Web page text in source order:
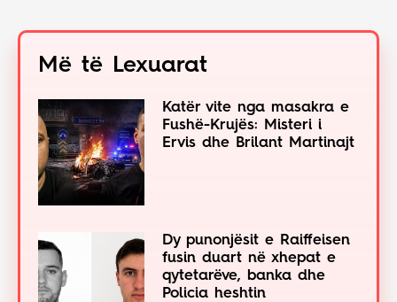
Më të Lexuarat
Katër vite nga masakra e
Fushë-Krujës: Misteri i
Ervis dhe Brilant Martinajt
Dy punonjësit e Raiffeisen
fusin duart në xhepat e
qytetarëve, banka dhe
Policia heshtin